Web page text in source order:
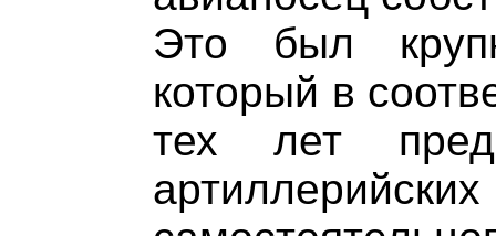
Это был
который в
тех лет